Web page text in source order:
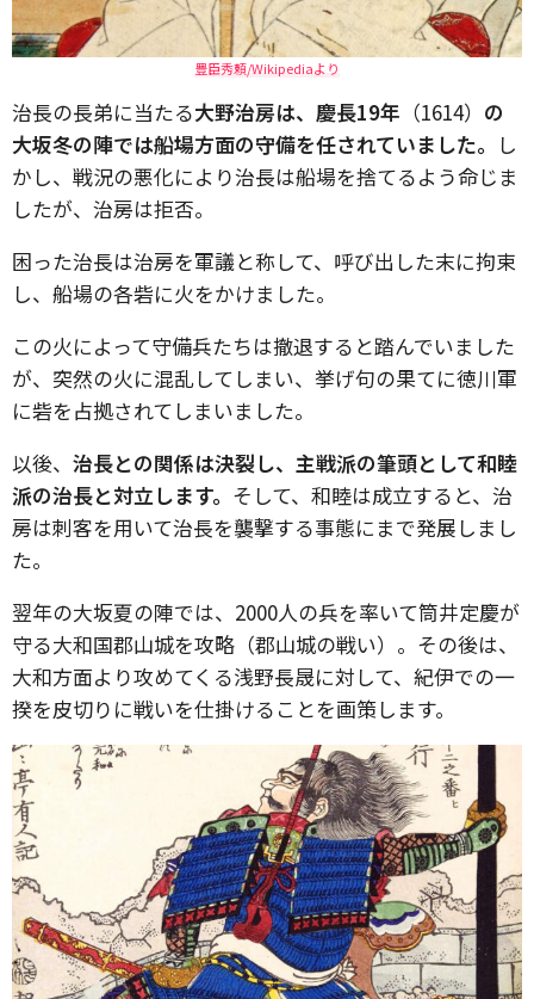
豊臣秀頼/Wikipediaより
治長の長弟に当たる大野治房は、慶長19年 （1614） の
大坂冬の陣では船場方面の守備を任されていました。 し
かし、戦況の悪化により治長は船場を捨てるよう命じま
したが、治房は拒否。
困った治長は治房を軍議と称して、呼び出した末に拘束
し、船場の各砦に火をかけました。
この火によって守備兵たちは撤退すると踏んでいました
が、突然の火に混乱してしまい、挙げ句の果てに徳川軍
に砦を占拠されてしまいました。
以後、 治長との関係は決裂し、主戦派の筆頭として和睦
派の治長と対立します。 そして、和睦は成立すると、治
房は刺客を用いて治長を襲撃する事態にまで発展しまし
た。
翌年の大坂夏の陣では、2000人の兵を率いて筒井定慶が
守る大和国郡山城を攻略（郡山城の戦い）。その後は、
大和方面より攻めてくる浅野長晟に対して、紀伊での一
揆を皮切りに戦いを仕掛けることを画策します。